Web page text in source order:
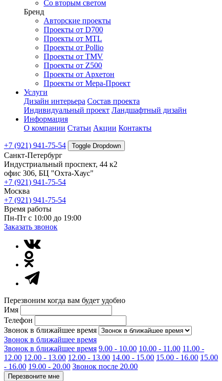
Со вторым светом
Бренд
Авторские проекты
Проекты от D700
Проекты от MTL
Проекты от Pollio
Проекты от TMV
Проекты от Z500
Проекты от Архетон
Проекты от Мера-Проект
Услуги
Дизайн интерьера Состав проекта
Индивидуальный проект Ландшафтный дизайн
Информация
О компании Статьи Акции Контакты
+7 (921) 941-75-54 Toggle Dropdown
Санкт-Петербург
Индустриальный проспект, 44 к2
офис 306, БЦ "Охта-Хаус"
+7 (921) 941-75-54
Москва
+7 (921) 941-75-54
Время работы
Пн-Пт с 10:00 до 19:00
Заказать звонок
Перезвоним когда вам будет удобно
Имя
Телефон
Звонок в ближайшее время
Звонок в ближайшее время
Звонок в ближайшее время 9.00 - 10.00 10.00 - 11.00 11.00 -
12.00 12.00 - 13.00 12.00 - 13.00 14.00 - 15.00 15.00 - 16.00 15.00
- 16.00 19.00 - 20.00 Звонок после 20.00
Перезвоните мне